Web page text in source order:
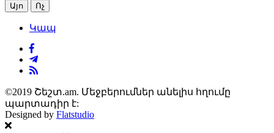
Այո Ոչ
Կապ
©2019 Շեշտ.am. Մեջբերումներ անելիս հղումը
պարտադիր է:
Designed by Flatstudio